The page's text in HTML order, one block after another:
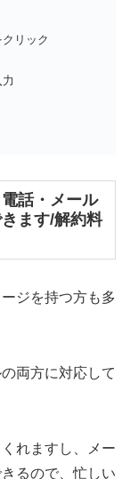
リック
話・メール
ます/解約料
ジを持つ方も多
両方に対応して
れますし、メー
るので、忙しい